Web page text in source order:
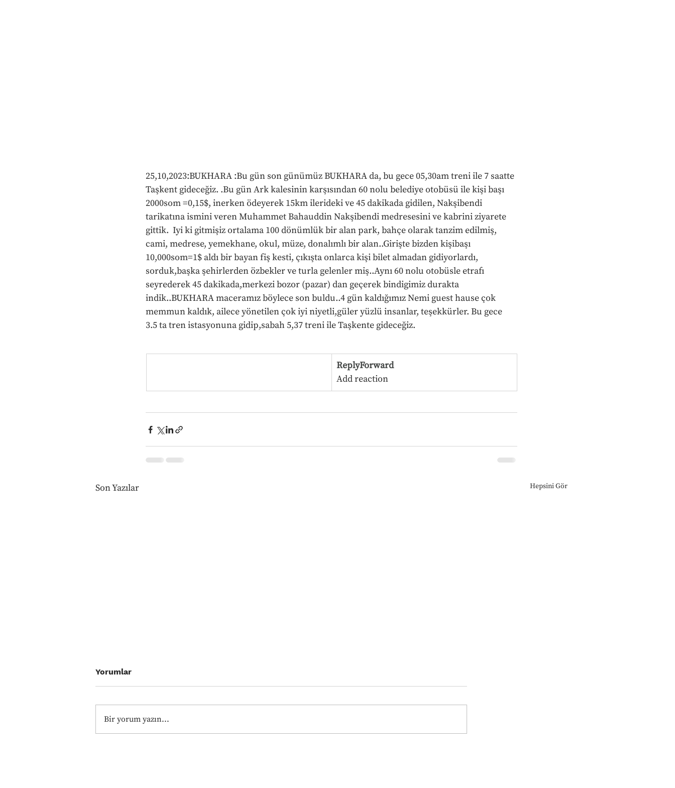
25,10,2023:BUKHARA :Bu gün son günümüz BUKHARA da, bu gece 05,30am treni ile 7 saatte
Taşkent gideceğiz. .Bu gün Ark kalesinin karşısından 60 nolu belediye otobüsü ile kişi başı
2000som =0,15$, inerken ödeyerek 15km ilerideki ve 45 dakikada gidilen, Nakşibendi
tarikatına ismini veren Muhammet Bahauddin Nakşibendi medresesini ve kabrini ziyarete
gittik.  Iyi ki gitmişiz ortalama 100 dönümlük bir alan park, bahçe olarak tanzim edilmiş,
cami, medrese, yemekhane, okul, müze, donalımlı bir alan..Girişte bizden kişibaşı
10,000som=1$ aldı bir bayan fiş kesti, çıkışta onlarca kişi bilet almadan gidiyorlardı,
sorduk,başka şehirlerden özbekler ve turla gelenler miş..Aynı 60 nolu otobüsle etrafı
seyrederek 45 dakikada,merkezi bozor (pazar) dan geçerek bindigimiz durakta
indik..BUKHARA maceramız böylece son buldu..4 gün kaldığımız Nemi guest hause çok
memmun kaldık, ailece yönetilen çok iyi niyetli,güler yüzlü insanlar, teşekkürler. Bu gece
3.5 ta tren istasyonuna gidip,sabah 5,37 treni ile Taşkente gideceğiz.
ReplyForward
Add reaction
Son Yazılar Hepsini Gör
Yorumlar
Bir yorum yazın...